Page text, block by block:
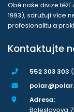
Obě naše divize těží
1993), sdružují více
profesionalitu a
Kontaktujte
552 303 303
Adresa:
Boleslavova